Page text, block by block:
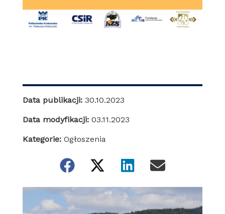
Data publikacji: 30.10.2023
Data modyfikacji: 03.11.2023
Kategorie: Ogłoszenia